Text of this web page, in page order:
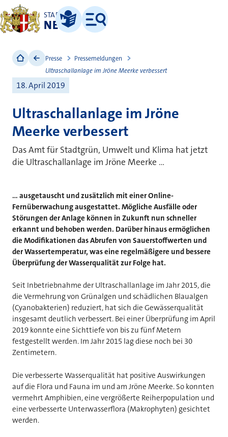
STADT
NEUSS
Leichte Sprache
Menü
Presse
Pressemeldungen
Ultraschallanlage im Jröne Meerke verbessert
18. April 2019
Ultraschallanlage im Jröne
Meerke verbessert
Das Amt für Stadtgrün, Umwelt und Klima hat jetzt
die Ultraschallanlage im Jröne Meerke ...
... ausgetauscht und zusätzlich mit einer Online-
Fernüberwachung ausgestattet. Mögliche Ausfälle oder
Störungen der Anlage können in Zukunft nun schneller
erkannt und behoben werden. Darüber hinaus ermöglichen
die Modifikationen das Abrufen von Sauerstoffwerten und
der Wassertemperatur, was eine regelmäßigere und bessere
Überprüfung der Wasserqualität zur Folge hat.
Seit Inbetriebnahme der Ultraschallanlage im Jahr 2015, die
die Vermehrung von Grünalgen und schädlichen Blaualgen
(Cyanobakterien) reduziert, hat sich die Gewässerqualität
insgesamt deutlich verbessert. Bei einer Überprüfung im April
2019 konnte eine Sichttiefe von bis zu fünf Metern
festgestellt werden. Im Jahr 2015 lag diese noch bei 30
Zentimetern.
Die verbesserte Wasserqualität hat positive Auswirkungen
auf die Flora und Fauna im und am Jröne Meerke. So konnten
vermehrt Amphibien, eine vergrößerte Reiherpopulation und
eine verbesserte Unterwasserflora (Makrophyten) gesichtet
werden.